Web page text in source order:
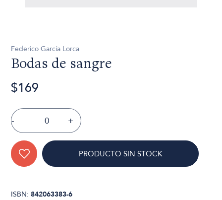
Federico García Lorca
Bodas de sangre
$169
- +
PRODUCTO SIN STOCK
ISBN:842063383-6